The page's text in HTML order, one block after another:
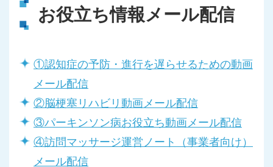
お役立ち情報メール配信
①認知症の予防・進行を遅らせるための動画
メール配信
②脳梗塞リハビリ動画メール配信
③パーキンソン病お役立ち動画メール配信
④訪問マッサージ運営ノート（事業者向け）
メール配信